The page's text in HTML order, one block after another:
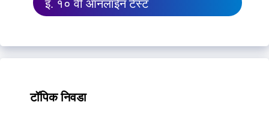
इ. १० वी ऑनलाईन टेस्ट
टॉपिक निवडा